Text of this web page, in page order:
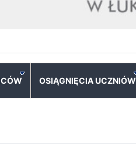
OSIĄGNIĘCIA UCZNIÓW